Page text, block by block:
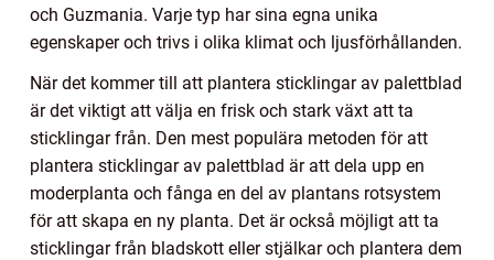
och Guzmania. Varje typ har sina egna unika
egenskaper och trivs i olika klimat och ljusförhållanden.
När det kommer till att plantera sticklingar av palettblad
är det viktigt att välja en frisk och stark växt att ta
sticklingar från. Den mest populära metoden för att
plantera sticklingar av palettblad är att dela upp en
moderplanta och fånga en del av plantans rotsystem
för att skapa en ny planta. Det är också möjligt att ta
sticklingar från bladskott eller stjälkar och plantera dem